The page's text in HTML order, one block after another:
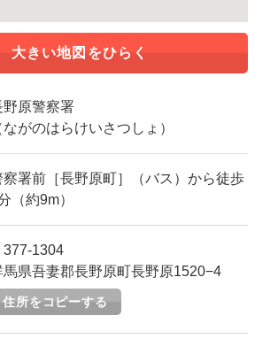
大きい地図をひらく
野原警察署
ながのはらけいさつしょ）
察署前［長野原町］（バス）から徒歩
（約9m）
377-1304
馬県吾妻郡長野原町長野原1520−4
住所をコピーする